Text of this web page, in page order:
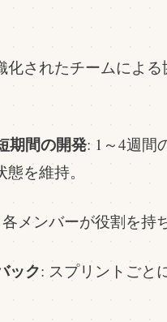
化されたチームによ
期間の開発: 1～4週間
を維持。
メンバーが役割を持
ック: スプリントごと